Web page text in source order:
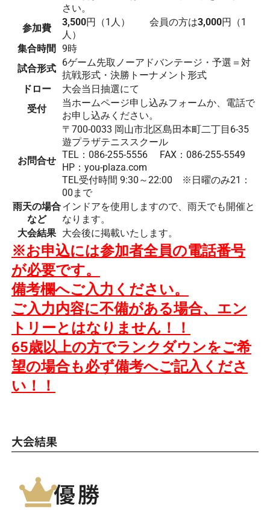
さい。
参加費
3,500円（1人） 会員の方は3,000円（1
人）
集合時間
9時
試合形式
6ゲーム先取ノーアドバンテージ・予選＝対
抗戦形式・決勝トーナメント形式
ドロー
大会当日抽選にて
受付
当ホームページ申し込みフォームか、電話で
お申し込みください。
お問合せ
〒700-0033 岡山市北区島田本町二丁目6-35
遊プラザテニススクール
TEL：086-255-5556 FAX：086-255-5549
HP：you-plaza.com
TEL受付時間 9:30～22:00 ※日曜のみ21：
00まで
雨天の場合
など
インドアを使用しますので、雨天でも開催と
なります。
大会結果 大会後に掲載いたします。
※お申込には参加者全員の電話番号
が必要です。
備考欄へご入力ください。
ご入力内容に不備がある場合、 エン
トリーとはなりません！！
65歳以上の方でランクダウンをご希
望の場合も必ず備考へご記入くださ
い！！
大会結果
優勝